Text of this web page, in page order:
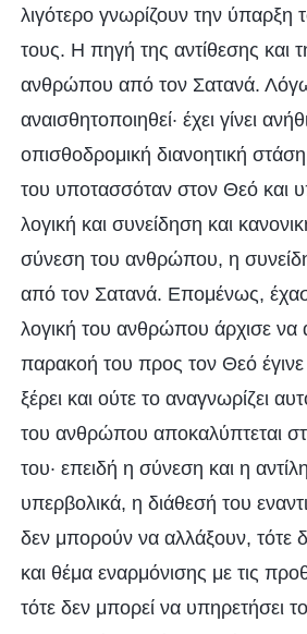
λιγότερο γνωρίζουν την ύπαρξη
τους. Η πηγή της αντίθεσης και
ανθρώπου από τον Σατανά.
αναισθητοποιηθεί· έχει γίνει
οπισθοδρομική διανοητική
του υποτασσόταν στον Θεό και
λογική και συνείδηση και
σύνεση του ανθρώπου, η
από τον Σατανά. Επομένως,
λογική του ανθρώπου άρχισε να
παρακοή του προς τον Θεό
ξέρει και ούτε το αναγνωρίζει
του ανθρώπου αποκαλύπτεται
του· επειδή η σύνεση και η
υπερβολικά, η διάθεσή του
δεν μπορούν να αλλάξουν, τότε
και θέμα εναρμόνισης με τις
τότε δεν μπορεί να υπηρετήσει